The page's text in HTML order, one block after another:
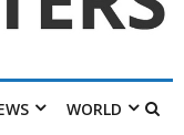
WORLD